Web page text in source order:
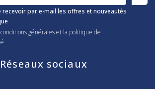
recevoir par e-mail les offres et nouveautés
conditions générales et la politique de
Réseaux sociaux